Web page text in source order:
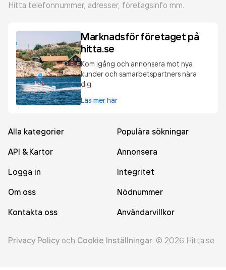
Hitta telefonnummer, adresser, företagsinfo mm.
Marknadsför företaget på
hitta.se
Kom igång och annonsera mot nya
kunder och samarbetspartners nära
dig.
Läs mer här
Alla kategorier
Populära sökningar
API & Kartor
Annonsera
Logga in
Integritet
Om oss
Nödnummer
Kontakta oss
Användarvillkor
Privacy Policy och Cookie Inställningar. © 2026 Hitta.se